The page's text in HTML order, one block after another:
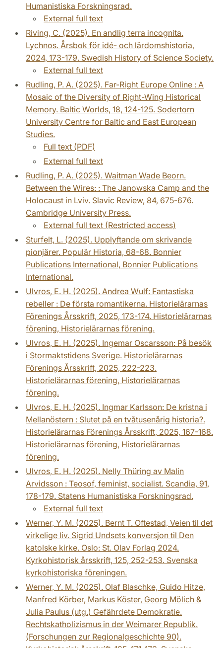
Humanistiska Forskningsrad.
External full text
Riving, C. (2025). En andlig terra incognita.
Lychnos. Årsbok för idé- och lärdomshistoria,
2024, 173-179. Swedish History of Science Society.
External full text
Rudling, P. A. (2025). Far-Right Europe Online : A
Mosaic of the Diversity of Right-Wing Historical
Memory. Baltic Worlds, 18, 124-125. Sodertorn
University Centre for Baltic and East European
Studies.
Full text (PDF)
External full text
Rudling, P. A. (2025). Waitman Wade Beorn.
Between the Wires: : The Janowska Camp and the
Holocaust in Lviv. Slavic Review, 84, 675-676.
Cambridge University Press.
External full text (Restricted access)
Sturfelt, L. (2025). Upplyftande om skrivande
pionjärer. Populär Historia, 68-68. Bonnier
Publications International, Bonnier Publications
International.
Ulvros, E. H. (2025). Andrea Wulf: Fantastiska
rebeller : De första romantikerna. Historielärarnas
Förenings Årsskrift, 2025, 173-174. Historielärarnas
förening, Historielärarnas förening.
Ulvros, E. H. (2025). Ingemar Oscarsson: På besök
i Stormaktstidens Sverige. Historielärarnas
Förenings Årsskrift, 2025, 222-223.
Historielärarnas förening, Historielärarnas
förening.
Ulvros, E. H. (2025). Ingmar Karlsson: De kristna i
Mellanöstern : Slutet på en tvåtusenårig historia?.
Historielärarnas Förenings Årsskrift, 2025, 167-168.
Historielärarnas förening, Historielärarnas
förening.
Ulvros, E. H. (2025). Nelly Thüring av Malin
Arvidsson : Teosof, feminist, socialist. Scandia, 91,
178-179. Statens Humanistiska Forskningsrad.
External full text
Werner, Y. M. (2025). Bernt T. Oftestad, Veien til det
virkelige liv. Sigrid Undsets konversjon til Den
katolske kirke. Oslo: St. Olav Forlag 2024.
Kyrkohistorisk årsskrift, 125, 252-253. Svenska
kyrkohistoriska föreningen.
Werner, Y. M. (2025). Olaf Blaschke, Guido Hitze,
Manfred Körber, Markus Köster, Georg Mölich &
Julia Paulus (utg.) Gefährdete Demokratie.
Rechtskatholizismus in der Weimarer Republik.
(Forschungen zur Regionalgeschichte 90).